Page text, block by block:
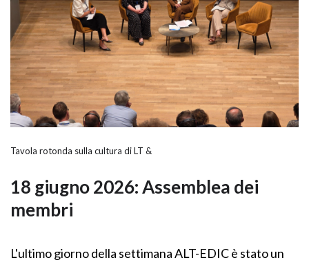
Tavola rotonda sulla cultura di LT &
18 giugno 2026: Assemblea dei
membri
L'ultimo giorno della settimana ALT-EDIC è stato un